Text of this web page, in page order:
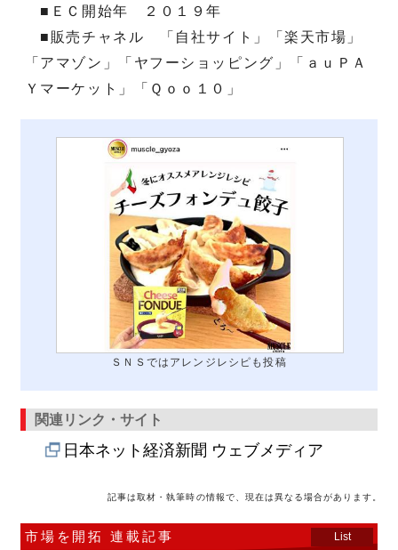
■ＥＣ開始年 ２０１９年
■販売チャネル 「自社サイト」「楽天市場」
「アマゾン」「ヤフーショッピング」「ａｕＰＡ
Ｙマーケット」「Ｑｏｏ１０」
ＳＮＳではアレンジレシピも投稿
関連リンク・サイト
日本ネット経済新聞 ウェブメディア
記事は取材・執筆時の情報で、現在は異なる場合があります。
市場を開拓 連載記事 List